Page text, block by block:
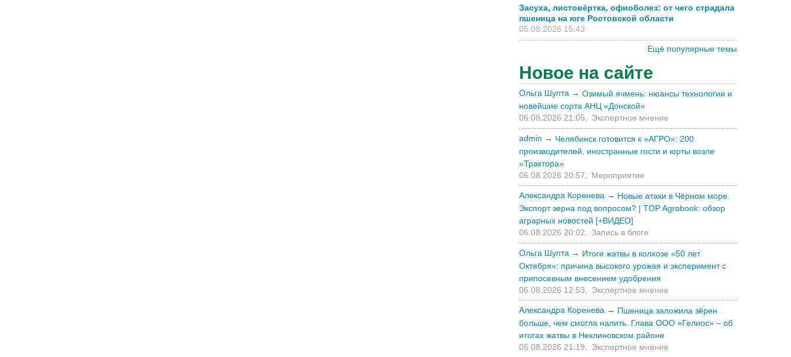
Засуха, листовёртка, офиоболез: от чего страдала
пшеница на юге Ростовской области
05.08.2026 15:43
Ещё популярные темы
Новое на сайте
Ольга Шупта → Озимый ячмень: нюансы технологии и
новейшие сорта АНЦ «Донской»
06.08.2026 21:05,
Экспертное мнение
admin → Челябинск готовится к «АГРО»: 200
производителей, иностранные гости и юрты возле
«Трактора»
06.08.2026 20:57,
Мероприятие
Александра Коренева → Новые атаки в Чёрном море.
Экспорт зерна под вопросом? | TOP Agrobook: обзор
аграрных новостей [+ВИДЕО]
06.08.2026 20:02,
Запись в блоге
Ольга Шупта → Итоги жатвы в колхозе «50 лет
Октября»: причина высокого урожая и эксперимент с
припосевным внесением удобрения
06.08.2026 12:53,
Экспертное мнение
Александра Коренева → Пшеница заложила зёрен
больше, чем смогла налить. Глава ООО «Гелиос» – об
итогах жатвы в Неклиновском районе
05.08.2026 21:19, Экспертное мнение